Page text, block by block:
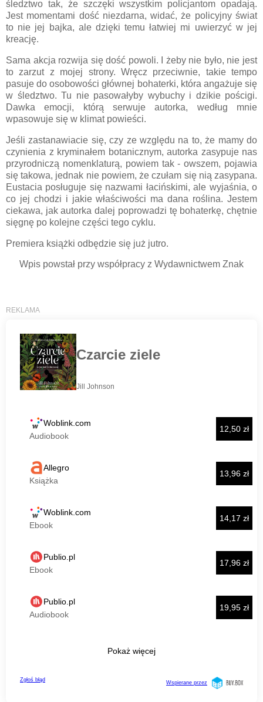
śledztwo tak, że szczęki wszystkim policjantom opadają.
Jest momentami dość niezdarna, widać, że policyjny świat
to nie jej bajka, ale dzięki temu łatwiej mi uwierzyć w jej
kreację.
Sama akcja rozwija się dość powoli. I żeby nie było, nie jest
to zarzut z mojej strony. Wręcz przeciwnie, takie tempo
pasuje do osobowości głównej bohaterki, która angażuje się
w śledztwo. Tu nie pasowałyby wybuchy i dzikie pościgi.
Dawka emocji, którą serwuje autorka, według mnie
wpasowuje się w klimat powieści.
Jeśli zastanawiacie się, czy ze względu na to, że mamy do
czynienia z kryminałem botanicznym, autorka zasypuje nas
przyrodniczą nomenklaturą, powiem tak - owszem, pojawia
się takowa, jednak nie powiem, że czułam się nią zasypana.
Eustacia posługuje się nazwami łacińskimi, ale wyjaśnia, o
co jej chodzi i jakie właściwości ma dana roślina. Jestem
ciekawa, jak autorka dalej poprowadzi tę bohaterkę, chętnie
sięgnę po kolejne części tego cyklu.
Premiera książki odbędzie się już jutro.
Wpis powstał przy współpracy z Wydawnictwem Znak